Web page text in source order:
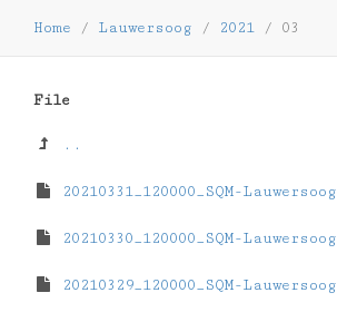
Home / Lauwersoog / 2021 / 03
File
..
20210331_120000_SQM-Lauwersoog.dat
20210330_120000_SQM-Lauwersoog.dat
20210329_120000_SQM-Lauwersoog.dat